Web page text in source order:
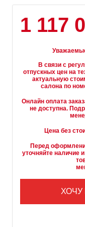
1 117
отпускных цен на
актуальную
Онлайн оплата
не доступна.
Цена без
Перед
уточняйте наличие
ХОЧУ